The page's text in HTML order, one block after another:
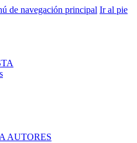
de navegación principal Ir al pie
AUTORES